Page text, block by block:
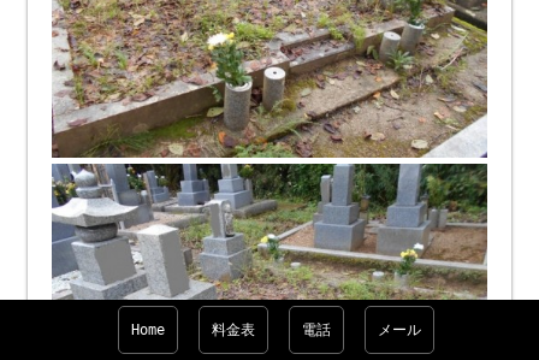
Home 料金表 電話 メール